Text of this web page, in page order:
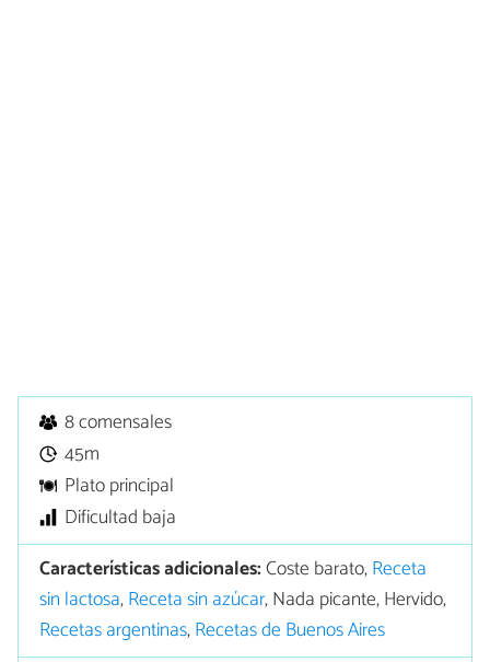
8 comensales
45m
Plato principal
Dificultad baja
Características adicionales:Coste barato,Receta
sin lactosa,Receta sin azúcar, Nada picante, Hervido,
Recetas argentinas,Recetas de Buenos Aires